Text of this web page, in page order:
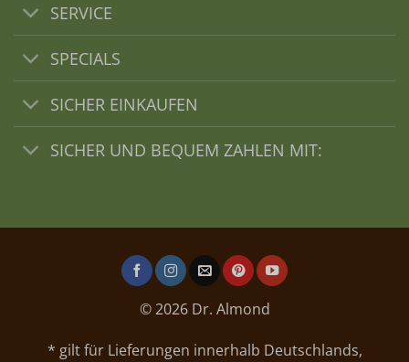
SERVICE
SPECIALS
SICHER EINKAUFEN
SICHER UND BEQUEM ZAHLEN MIT:
© 2026 Dr. Almond
* gilt für Lieferungen innerhalb Deutschlands,